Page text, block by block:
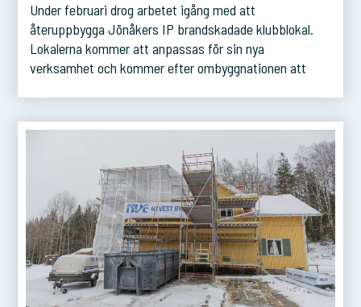
Under februari drog arbetet igång med att
återuppbygga Jönåkers IP brandskadade klubblokal.
Lokalerna kommer att anpassas för sin nya
verksamhet och kommer efter ombyggnationen att